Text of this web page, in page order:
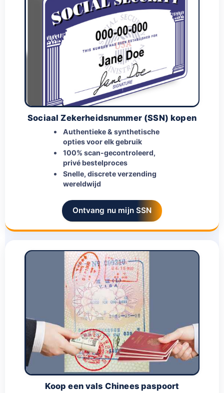
Sociaal Zekerheidsnummer (SSN) kopen
Authentieke & synthetische
opties voor elk gebruik
100% scan-gecontroleerd,
privé bestelproces
Snelle, discrete verzending
wereldwijd
Ontvang nu mijn SSN
Koop een vals Chinees paspoort